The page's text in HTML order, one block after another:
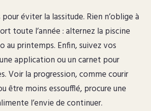
éviter la lassitude. Rien n’oblige à
toute l’année : alternez la piscine
au printemps. Enfin, suivez vos
application ou un carnet pour
Voir la progression, comme courir
être moins essoufflé, procure une
l’envie de continuer.